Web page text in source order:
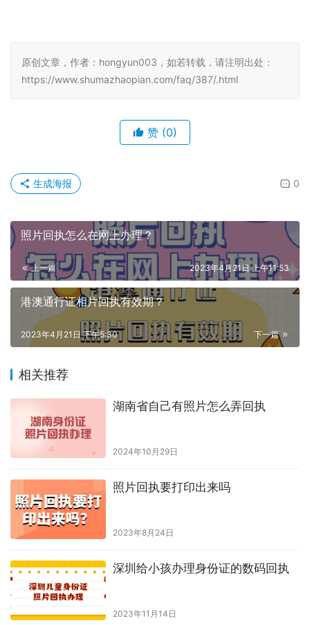
原创文章，作者：hongyun003，如若转载，请注明出处：
https://www.shumazhaopian.com/faq/387/.html
赞 (0)
0
生成海报
照片回执怎么在网上办理？
上一篇 2023年4月21日 上午11:53
港澳通行证相片回执有效期？
下一篇
2023年4月21日 下午5:30
相关推荐
湖南省自己有照片怎么弄回执
2024年10月29日
照片回执要打印出来吗
2023年8月24日
深圳给小孩办理身份证的数码回执
2023年11月14日